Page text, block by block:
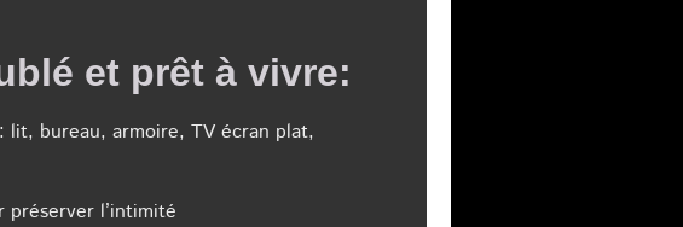
et prêt à vivre:
: lit, bureau, armoire, TV écran plat,
préserver l’intimité